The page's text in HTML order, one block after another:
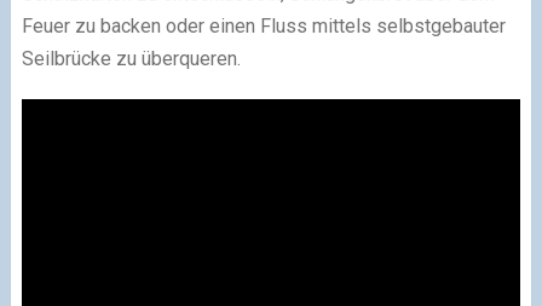
Feuer zu backen oder einen Fluss mittels selbstgebauter
Seilbrücke zu überqueren.